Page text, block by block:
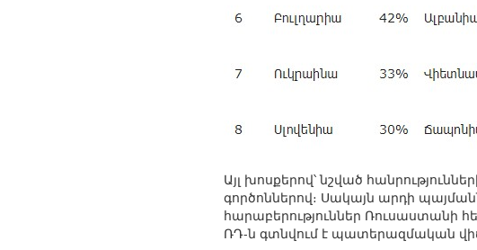
Այլ խոսքերով՝ նշված
գործոններով։ Սակայն արդի
հարաբերություններ Ռուսաստանի
ՌԴ-ն գտնվում է պատերազմական